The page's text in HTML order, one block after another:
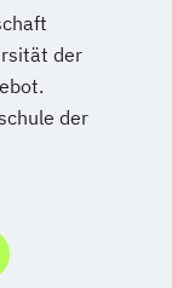
der
der